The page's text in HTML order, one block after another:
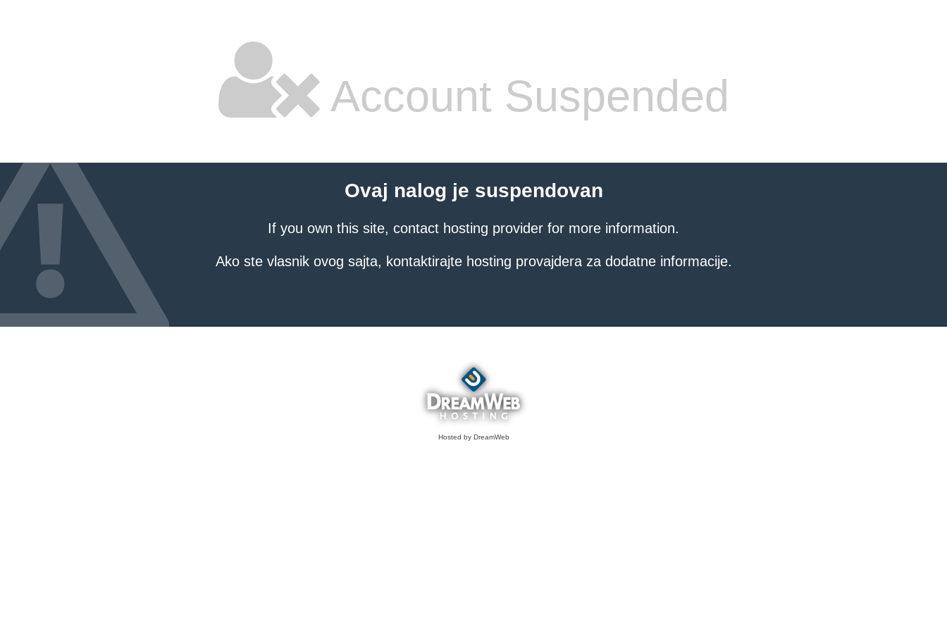
Account Suspended
Ovaj nalog je suspendovan
If you own this site, contact hosting provider for more information.
Ako ste vlasnik ovog sajta, kontaktirajte hosting provajdera za dodatne informacije.
Hosted by DreamWeb